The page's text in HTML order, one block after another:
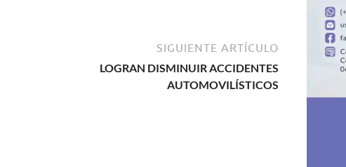
SIGUIENTE ARTÍCULO
LOGRAN DISMINUIR ACCIDENTES
AUTOMOVILÍSTICOS